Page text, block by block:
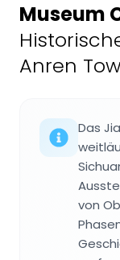
Museum
Anren
Das
von